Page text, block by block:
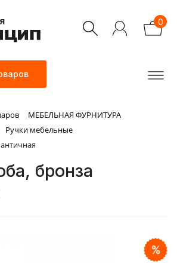
0
МЕБЕЛЬНАЯ ФУРНИТУРА
Ручки мебельные
бронза